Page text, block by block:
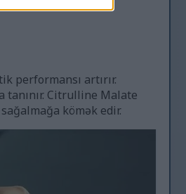
performansı artırır.
tanınır. Citrulline Malate
kömək edir.